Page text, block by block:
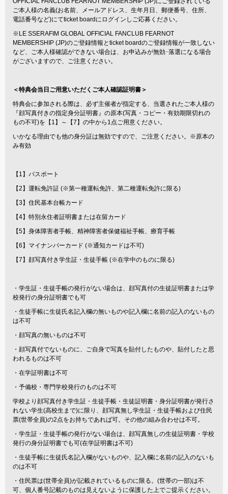
ご本人様の名義(お名前、メールアドレス、生年月日、郵便番号、住所、
電話番号など)にてticket boardにログインしご応募ください。
※LE SSERAFIM GLOBAL OFFICIAL FANCLUB FEARNOT
MEMBERSHIP (JP)のご登録情報とticket boardのご登録情報が一致しない
など、ご本人様確認ができない場合は、お申込みが無効･落選になる場合
がございますので、ご注意ください。
＜特典会当日ご用意いただくご本人確認証明書＞
特典会に参加される際は、必ず主催者が指定する、当選されたご本人様の
『顔写真付きの指定身分証明書』の原本(写真・コピー・有効期限切れの
もの不可)を【1】～【7】の中から1点ご用意ください。
いかなる理由でも他の身分証は無効ですので、ご注意ください。※原本の
み有効
【1】パスポート
【2】運転免許証 (※第一種運転免許、第二種運転免許に限る)
【3】住民基本台帳カード
【4】特別永住者証明書または在留カード
【5】身体障害者手帳、精神障害者保健福祉手帳、療育手帳
【6】マイナンバーカード (※通知カードは不可)
【7】顔写真付き学生証・生徒手帳 (※在学中のものに限る)
・学生証・生徒手帳の発行がない場合は、顔写真付の生徒証明書または学
校発行の身分証明書でも可
・生徒手帳に生徒氏名記入欄の無いものや記入欄に名前の記入のないもの
は不可
・顔写真の無いものは不可
・顔写真付でないものに、ご自身で写真を貼付したものや、貼付したと思
われるものは不可
・在学証明書は不可
・予備校・専門学校発行のものは不可
学校より顔写真付き学生証・生徒手帳・生徒証明書・身分証明書が発行さ
れない学生(高校生まで)に限り、顔写真無し学生証・生徒手帳および住民
票(世帯全員)の2点をお持ちであれば可。その他の組み合わせは不可。
・学生証・生徒手帳の発行がない場合は、顔写真無しの生徒証明書・学校
発行の身分証明書でも可(在学証明書は不可)
・生徒手帳に生徒氏名記入欄がないものや、記入欄に名前の記入のないも
のは不可
・住民票は(世帯全員)が記載されているものに限る。(世帯の一部)は不
可、個人番号記載のものは見えないように保護した上でご提示ください。